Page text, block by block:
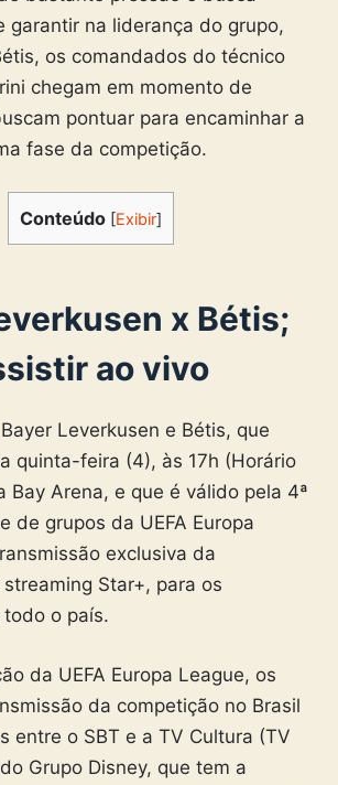
garantir na liderança do grupo,
os comandados do técnico
chegam em momento de
pontuar para encaminhar a
fase da competição.
Conteúdo [Exibir]
x Bétis;
ao vivo
Leverkusen e Bétis, que
quinta-feira (4), às 17h (Horário
Bay Arena, e que é válido pela 4ª
de grupos da UEFA Europa
exclusiva da
Star+, para os
o país.
da UEFA Europa League, os
da competição no Brasil
entre o SBT e a TV Cultura (TV
Grupo Disney, que tem a